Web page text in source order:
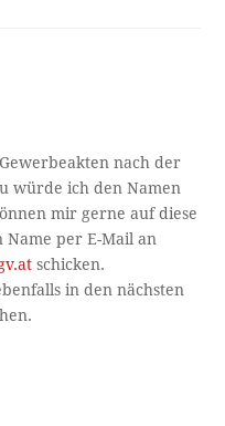
nach der
würde ich den Namen
mir gerne auf diese
per E-Mail an
schicken.
in den nächsten